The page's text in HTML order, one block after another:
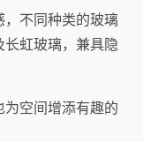
，不同种类的玻璃
虹玻璃，兼具隐
为空间增添有趣的